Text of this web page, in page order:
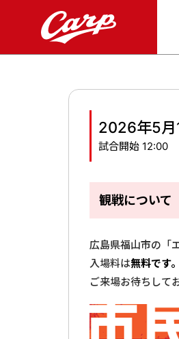
2026年5月
試合開始 12:00
観戦について
広島県福山市の「
入場料は無料です。
ご来場お待ちして